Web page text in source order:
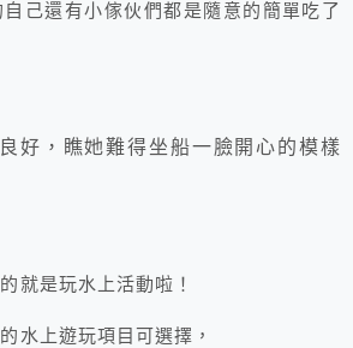
己還有小傢伙們都是隨意的簡單吃了
好，瞧她難得坐船一臉開心的模樣
就是玩水上活動啦！
水上遊玩項目可選擇，